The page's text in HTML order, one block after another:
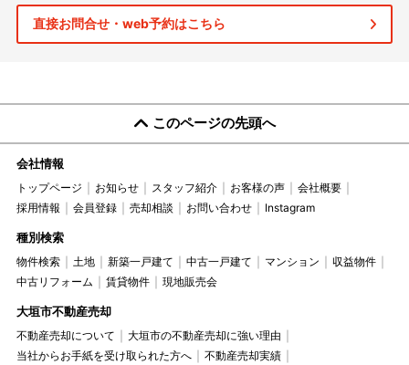
直接お問合せ・web予約はこちら
このページの先頭へ
会社情報
トップページ お知らせ スタッフ紹介 お客様の声
会社概要
採用情報
会員登録 売却相談 お問い合わせ Instagram
種別検索
物件検索 土地 新築一戸建て 中古一戸建て マンション
収益物件
中古リフォーム
賃貸物件 現地販売会
大垣市不動産売却
不動産売却について
大垣市の不動産売却に強い理由
当社からお手紙を受け取られた方へ
不動産売却実績